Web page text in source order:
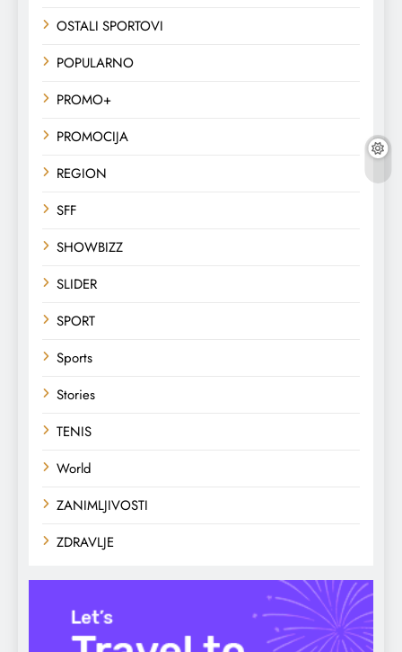
OSTALI SPORTOVI
POPULARNO
PROMO+
PROMOCIJA
REGION
SFF
SHOWBIZZ
SLIDER
SPORT
Sports
Stories
TENIS
World
ZANIMLJIVOSTI
ZDRAVLJE